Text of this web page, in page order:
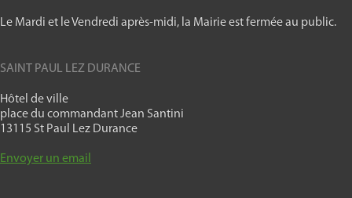
Le Mardi et le Vendredi après-midi, la Mairie est fermée au public.
SAINT PAUL LEZ DURANCE
Hôtel de ville
place du commandant Jean Santini
13115 St Paul Lez Durance
Envoyer un email